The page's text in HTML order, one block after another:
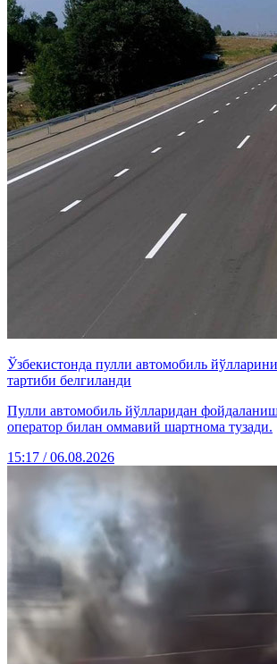
Ўзбекистонда пулли автомобиль
тартиби белгиланди
Пулли автомобиль йўлларидан
оператор билан оммавий шартнома тузади.
15:17 / 06.08.2026